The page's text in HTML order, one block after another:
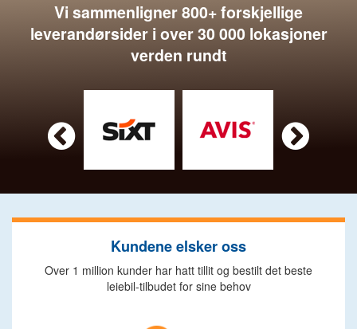
Vi sammenligner 800+ forskjellige
leverandørsider i over 30 000 lokasjoner
verden rundt
 
Kundene elsker oss
Over 1 million kunder har hatt tillit og bestilt det beste
leiebil-tilbudet for sine behov